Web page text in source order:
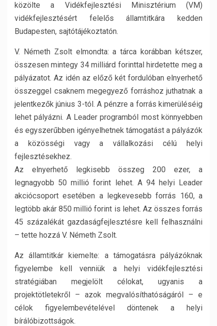
közölte a Vidékfejlesztési Minisztérium (VM)
vidékfejlesztésért felelős államtitkára kedden
Budapesten, sajtótájékoztatón.
V. Németh Zsolt elmondta: a tárca korábban kétszer,
összesen mintegy 34 milliárd forinttal hirdetette meg a
pályázatot. Az idén az előző két fordulóban elnyerhető
összeggel csaknem megegyező forráshoz juthatnak a
jelentkezők június 3-tól. A pénzre a forrás kimerüléséig
lehet pályázni. A Leader programból most könnyebben
és egyszerűbben igényelhetnek támogatást a pályázók
a közösségi vagy a vállalkozási célú helyi
fejlesztésekhez.
Az elnyerhető legkisebb összeg 200 ezer, a
legnagyobb 50 millió forint lehet. A 94 helyi Leader
akciócsoport esetében a legkevesebb forrás 160, a
legtöbb akár 850 millió forint is lehet. Az összes forrás
45 százalékát gazdaságfejlesztésre kell felhasználni
– tette hozzá V. Németh Zsolt.
Az államtitkár kiemelte: a támogatásra pályázóknak
figyelembe kell venniük a helyi vidékfejlesztési
stratégiában megjelölt célokat, ugyanis a
projektötletekről – azok megvalósíthatóságáról – e
célok figyelembevételével döntenek a helyi
bírálóbizottságok.